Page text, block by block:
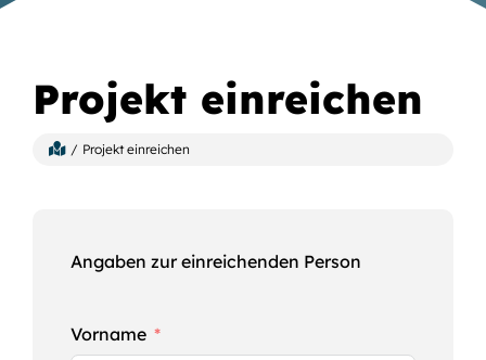
Projekt einreichen
Projekt einreichen
Angaben zur einreichenden Person
Vorname